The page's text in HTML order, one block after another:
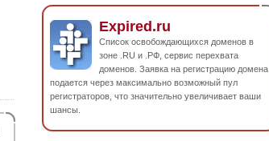
Expired.ru
Список освобождающихся доменов в
зоне .RU и .РФ, сервис перехвата
доменов. Заявка на регистрацию домена
подается через максимально возможный пул
регистраторов, что значительно увеличивает ваши
шансы.